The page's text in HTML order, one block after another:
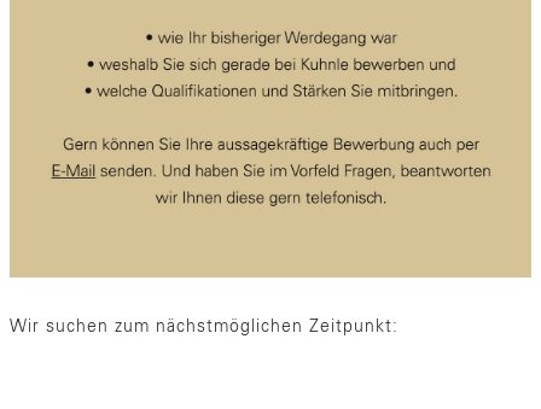
Wir suchen zum nächstmöglichen Zeitpunkt: